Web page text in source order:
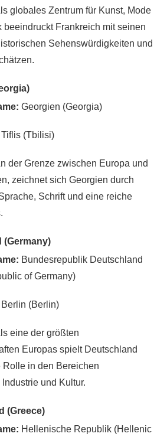
globales Zentrum für Kunst, Mode
beeindruckt Frankreich mit seinen
Sehenswürdigkeiten und
Georgien (Georgia)
Tiflis (Tbilisi)
der Grenze zwischen Europa und
zeichnet sich Georgien durch
Schrift und eine reiche
(Germany)
Bundesrepublik Deutschland
of Germany)
Berlin (Berlin)
eine der größten
Europas spielt Deutschland
Rolle in den Bereichen
und Kultur.
(Greece)
Hellenische Republik (Hellenic